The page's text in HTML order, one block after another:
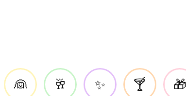
👰 🥂 ✨ 🍸 🎁